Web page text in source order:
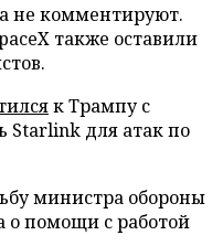
не комментируют.
также оставили
к Трампу с
Starlink для атак по
министра обороны
помощи с работой